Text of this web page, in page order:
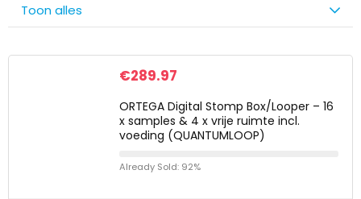
Toon alles
€289.97
ORTEGA Digital Stomp Box/Looper – 16
x samples & 4 x vrije ruimte incl.
voeding (QUANTUMLOOP)
Already Sold: 92%